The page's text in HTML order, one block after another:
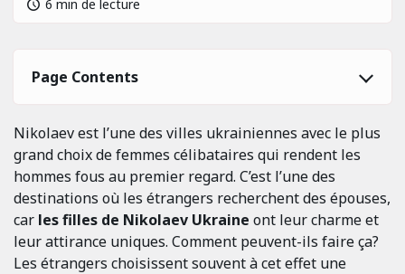
6 min de lecture
Page Contents
Nikolaev est l’une des villes ukrainiennes avec le plus
grand choix de femmes célibataires qui rendent les
hommes fous au premier regard. C’est l’une des
destinations où les étrangers recherchent des épouses,
car les filles de Nikolaev Ukraine ont leur charme et
leur attirance uniques. Comment peuvent-ils faire ça?
Les étrangers choisissent souvent à cet effet une